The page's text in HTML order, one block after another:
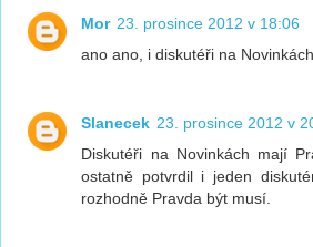
Mor 23. prosince 2012 v 18:06
ano ano, i diskutéři na
Slanecek 23. prosince 2012 v
Diskutéři na Novinkách mají
ostatně potvrdil i jeden
rozhodně Pravda být musí.